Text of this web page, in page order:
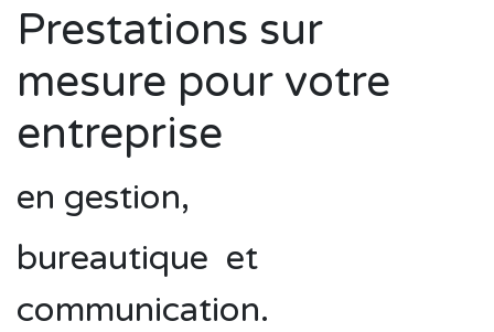
Prestations sur
mesure pour votre
entreprise
en gestion,
bureautique et
communication.